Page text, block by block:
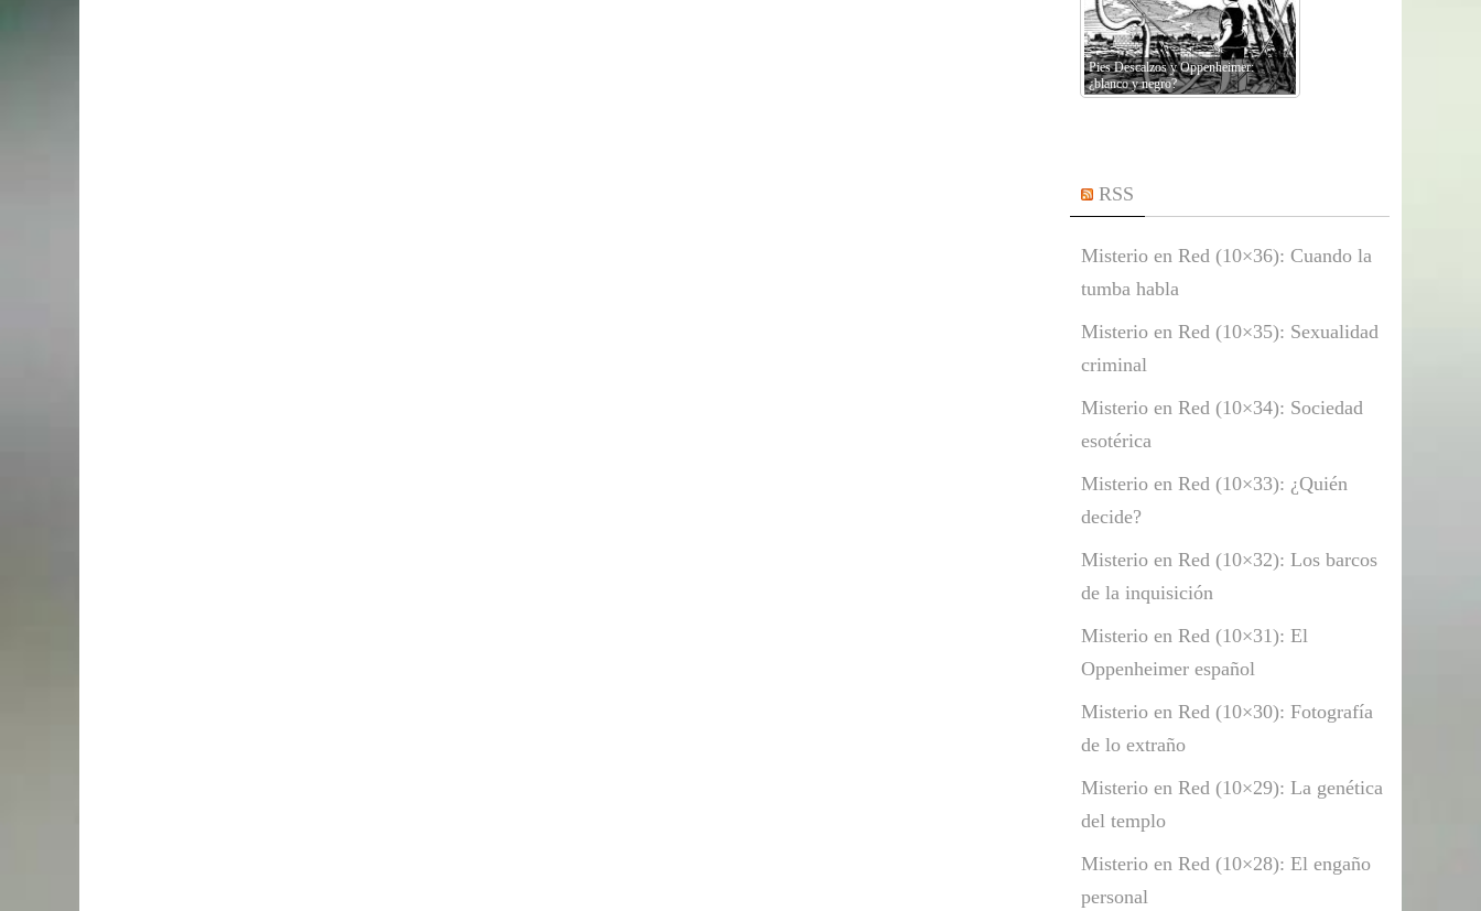
Pies Descalzos y Oppenheimer:
¿blanco y negro?
RSS
Misterio en Red (10×36): Cuando la
tumba habla
Misterio en Red (10×35): Sexualidad
criminal
Misterio en Red (10×34): Sociedad
esotérica
Misterio en Red (10×33): ¿Quién
decide?
Misterio en Red (10×32): Los barcos
de la inquisición
Misterio en Red (10×31): El
Oppenheimer español
Misterio en Red (10×30): Fotografía
de lo extraño
Misterio en Red (10×29): La genética
del templo
Misterio en Red (10×28): El engaño
personal